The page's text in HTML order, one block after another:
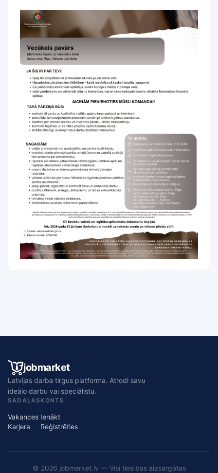
jobmarket
Latvijas darba tirgus platforma. Atrodi savu
ideālo darbu vai speciālistu.
SADAĻAS
Vakances
Karjera
KONTS
Ienākt
Reģistrēties
© 2026 jobmarket.lv — Visi tiesības aizsargātas